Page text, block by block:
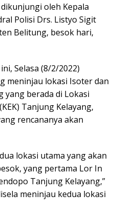
oleh Kepala
Polisi Drs. Listyo Sigit
Belitung, besok hari,
Selasa (8/2/2022)
meninjau lokasi Isoter dan
yang berada di Lokasi
Tanjung Kelayang,
rencananya akan
lokasi utama yang akan
yang pertama Lor In
Tanjung Kelayang,”
meninjau kedua lokasi